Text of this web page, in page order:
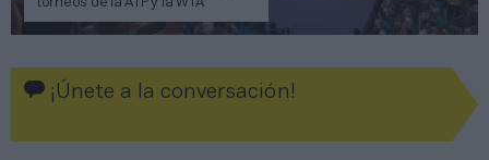
torneos de la ATP y la WTA
¡Únete a la conversación!